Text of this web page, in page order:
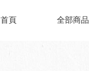
首頁 全部商品